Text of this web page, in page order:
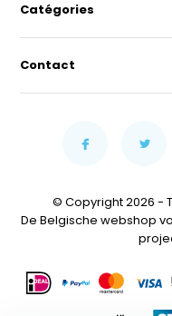
Catégories
Contact
© Copyright 2026 -
De Belgische webshop